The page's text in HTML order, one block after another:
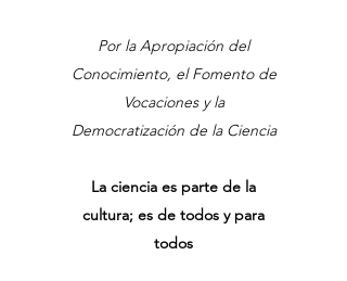
Por la Apropiación del
Conocimiento, el Fomento de
Vocaciones y la
Democratización de la Ciencia
La ciencia es parte de la
cultura; es de todos y para
todos